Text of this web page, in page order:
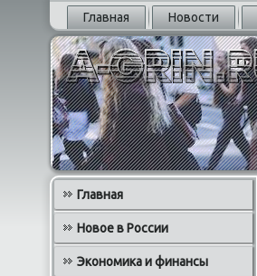
Главная Новости
Главная
Новое в России
Экономика и финансы